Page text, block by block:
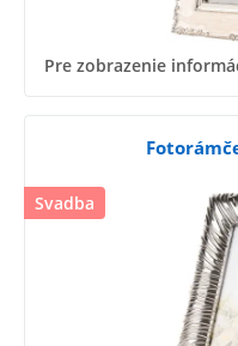
Pre zobrazenie
Svadba